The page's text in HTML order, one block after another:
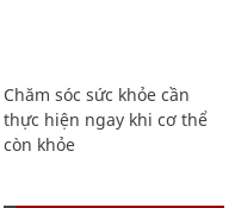
Chăm sóc sức khỏe cần
thực hiện ngay khi cơ thể
còn khỏe